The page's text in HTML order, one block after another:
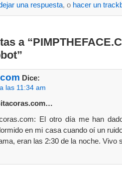
una respuesta, o hacer un
a
Dice:
las 11:34 am
El otro día me han
en mi casa cuando oí un
eran las 2:30 de la noche. Vivo